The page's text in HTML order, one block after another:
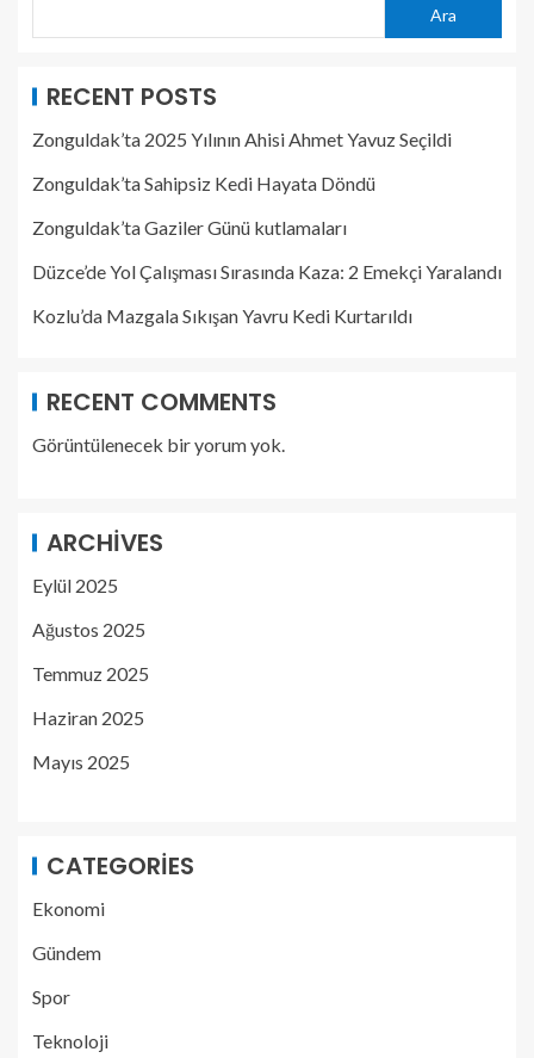
Ara
RECENT POSTS
Zonguldak’ta 2025 Yılının Ahisi Ahmet Yavuz Seçildi
Zonguldak’ta Sahipsiz Kedi Hayata Döndü
Zonguldak’ta Gaziler Günü kutlamaları
Düzce’de Yol Çalışması Sırasında Kaza: 2 Emekçi Yaralandı
Kozlu’da Mazgala Sıkışan Yavru Kedi Kurtarıldı
RECENT COMMENTS
Görüntülenecek bir yorum yok.
ARCHIVES
Eylül 2025
Ağustos 2025
Temmuz 2025
Haziran 2025
Mayıs 2025
CATEGORIES
Ekonomi
Gündem
Spor
Teknoloji